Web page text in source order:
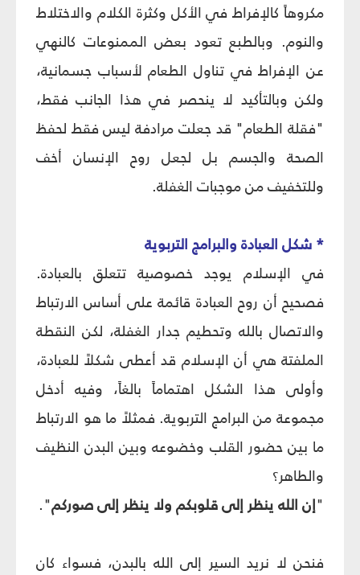
مكروهاً كالإفراط في الأكل وكثرة الكلام والاختلاط
والنوم. وبالطبع تعود بعض الممنوعات كالنهي
عن الإفراط في تناول الطعام لأسباب جسمانية،
ولكن وبالتأكيد لا ينحصر في هذا الجانب فقط،
"فقلة الطعام" قد جعلت مرادفة ليس فقط لحفظ
الصحة والجسم بل لجعل روح الإنسان أخف
وللتخفيف من موجبات الغفلة.
* شكل العبادة والبرامج التربوية
في الإسلام يوجد خصوصية تتعلق بالعبادة.
فصحيح أن روح العبادة قائمة على أساس الارتباط
والاتصال بالله وتحطيم جدار الغفلة، لكن النقطة
الملفتة هي أن الإسلام قد أعطى شكلاً للعبادة،
وأولى هذا الشكل اهتماماً بالغاً، وفيه أدخل
مجموعة من البرامج التربوية. فمثلاً ما هو الارتباط
ما بين حضور القلب وخضوعه وبين البدن النظيف
والطاهر؟
"إن الله ينظر إلى قلوبكم ولا ينظر إلى صوركم".
فنحن لا نريد السير إلى الله بالبدن، فسواء كان